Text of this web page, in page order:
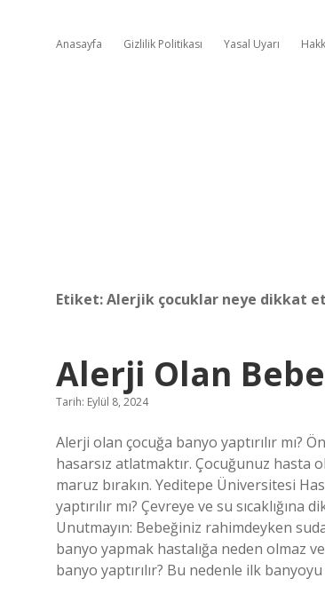
Anasayfa Gizlilik Politikası Yasal Uyarı
Etiket:Alerjik çocuklar neye dikkat
Alerji Olan
Tarih: Eylül 8, 2024
Alerji olan çocuğa banyo yaptırılır
hasarsız atlatmaktır. Çocuğunuz hasta
maruz bırakın. Yeditepe Üniversitesi
yaptırılır mı? Çevreye ve su
Unutmayın: Bebeğiniz rahimdeyken
banyo yapmak hastalığa neden olmaz
banyo yaptırılır? Bu nedenle ilk